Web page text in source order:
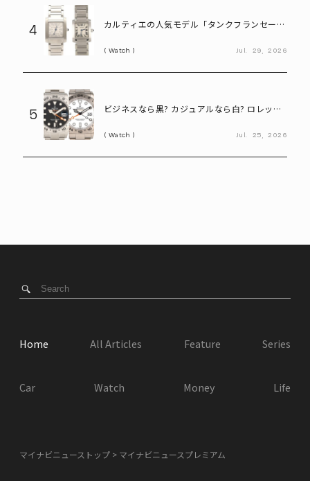
4
カルティエの人気モデル「タンクフランセー
Watch Jul. 29, 2026
5
ビジネスなら黒? カジュアルなら白? ロレック
Watch Jul. 25, 2026
Home All Articles Feature Series
Car Watch Money Life
マイナビニューストップ マイナビニュースプレミアム